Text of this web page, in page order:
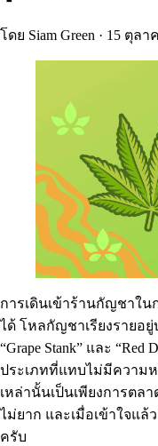
โดย Siam Green · 15 ตุลา
การเดินเข้าร้านกัญชาใ
ได้ โหลกัญชาเรียงรายอ
“Grape Stank” และ
ประเภทที่แทบไม่มีความ
เหล่านั้นเป็นเพียงการตล
ไม่ยาก และเมื่อเข้าใจแ
ครับ